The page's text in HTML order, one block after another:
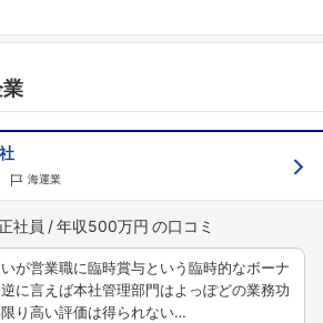
海運業
社員 年収500万円
が営業職に臨時賞与という臨時的なボーナ
に言えば本社管理部門はよっぽどの業務功
り高い評価は得られない…